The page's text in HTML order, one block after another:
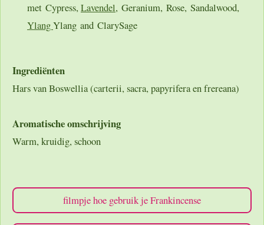
met Cypress, Lavendel, Geranium, Rose, Sandalwood,
YlangYlang and ClarySage
Ingrediënten
Hars van Boswellia (carterii, sacra, papyrifera en frereana)
Aromatische omschrijving
Warm, kruidig, schoon
filmpje hoe gebruik je Frankincense